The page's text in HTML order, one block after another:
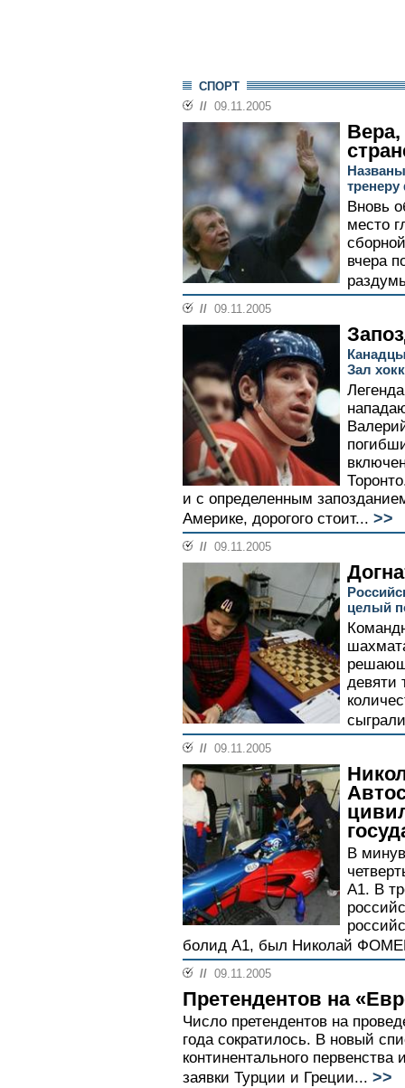
СПОРТ
// 09.11.2005
Вновь
место
вчера
// 09.11.2005
Зал
и с определенным
Америке, дорогого стоит... >>
// 09.11.2005
целый
девяти
// 09.11.2005
В
А1. В
болид А1, был Николай
// 09.11.2005
Претендентов на
Число претендентов на
года сократилось. В новый
континентального
заявки Турции и Греции... >>